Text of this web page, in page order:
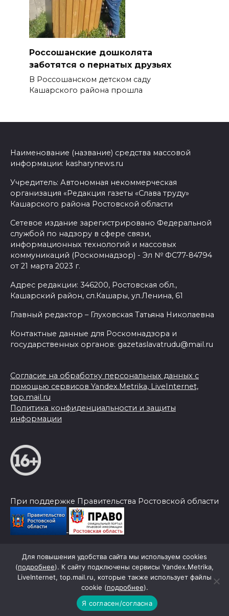
Россошанские дошколята
заботятся о пернатых друзьях
В Россошанском детском саду
Кашарского района прошла
Наименование (название) средства массовой
информации: kasharynews.ru
Учредитель: Автономная некоммерческая
организация «Редакция газеты «Слава труду»
Кашарского района Ростовской области
Сетевое издание зарегистрировано Федеральной
службой по надзору в сфере связи,
информационных технологий и массовых
коммуникаций (Роскомнадзор) - Эл № ФС77-84794
от 21 марта 2023 г.
Адрес редакции: 346200, Ростовская обл.,
Кашарский район, сл.Кашары, ул.Ленина, 61
Главный редактор – Глуховская Татьяна Николаевна
Контактные данные для Роскомнадзора и
государственных органов: gazetaslavatrudu@mail.ru
Согласие на обработку персональных данных с
помощью сервисов Yandex.Metrika, LiveInternet,
top.mail.ru
Политика конфиденциальности и защиты
информации
При поддержке Правительства Ростовской области
© 2026 Слава Труду
Для повышения удобства сайта мы используем cookies
(подробнее). К сайту подключены сервисы Yandex.Metrika,
LiveInternet, top.mail.ru, которые также использует файлы
cookie (подробнее).
Я согласен/согласна